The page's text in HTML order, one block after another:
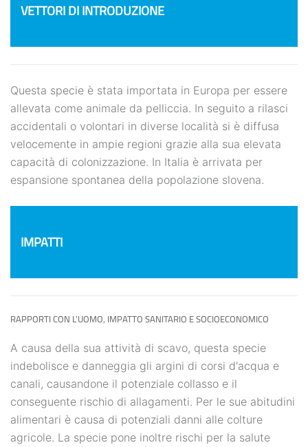
VETTORI DI INTRODUZIONE
Questa specie è stata importata in Europa per essere
allevata come animale da pelliccia. In seguito a rilasci
accidentali o volontari in diverse località si è diffusa
velocemente in ampie regioni grazie alla sua elevata
capacità di colonizzazione. In Italia è arrivata per
espansione spontanea della popolazione slovena.
IMPATTI
RAPPORTI CON L’UOMO, IMPATTO SANITARIO E SOCIOECONOMICO
A causa della sua attività di scavo, questa specie
indebolisce e danneggia gli argini di corsi d'acqua e
canali, causandone il potenziale collasso e il
conseguente rischio di allagamenti. Per le sue abitudini
alimentari è causa di potenziali danni alle colture
agricole. La specie pone inoltre rischi per la salute